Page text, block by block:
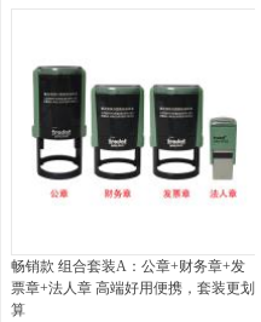
畅销款 组合套装A：公章+财务章+发
票章+法人章 高端好用便携，套装更划
算